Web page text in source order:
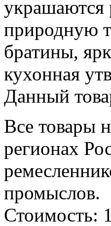
украшаются
природную
братины,
кухонная
Данный
Все товары
регионах
промыслов.
Стоимость: